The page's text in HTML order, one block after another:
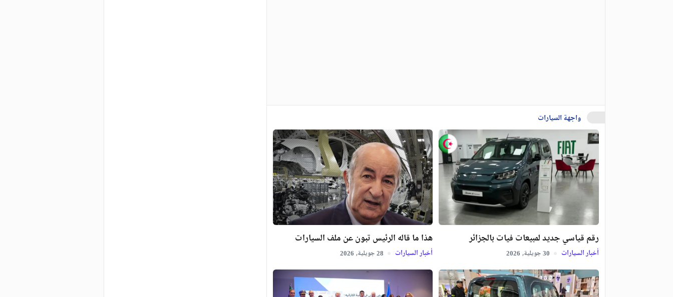
واجهة السيارات
رقم قياسي جديد لمبيعات فيات بالجزائر
أخبار السيارات 30 جويلية, 2026
هذا ما قاله الرئيس تبون عن ملف السيارات
أخبار السيارات 28 جويلية, 2026